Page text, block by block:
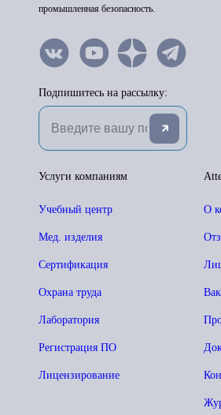
промышленная безопасность.
Подпишитесь на рассылку:
О
Услуги компаниям
Учебный центр
Мед. изделия
Сертификация
Охрана труда
Лаборатория
Регистрация ПО
Лицензирование